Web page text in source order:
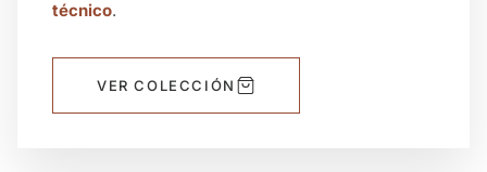
técnico.
VER COLECCIÓN